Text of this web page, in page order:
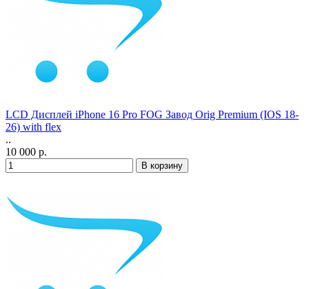
LCD Дисплей iPhone 16 Pro FOG Завод Orig Premium (IOS 18-
26) with flex
..
10 000 р.